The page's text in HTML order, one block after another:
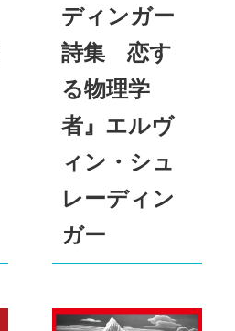
ディンガー
詩集 恋す
る物理学
者』エルヴ
ィン・シュ
レーディン
ガー